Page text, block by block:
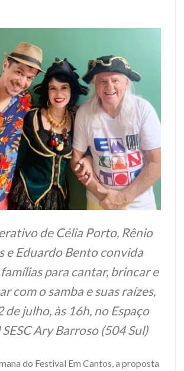
de Célia Porto, Rênio
e Eduardo Bento convida
para cantar, brincar e
com o samba e suas raízes,
de julho, às 16h, no Espaço
Ary Barroso (504 Sul)
do Festival Em Cantos, a proposta